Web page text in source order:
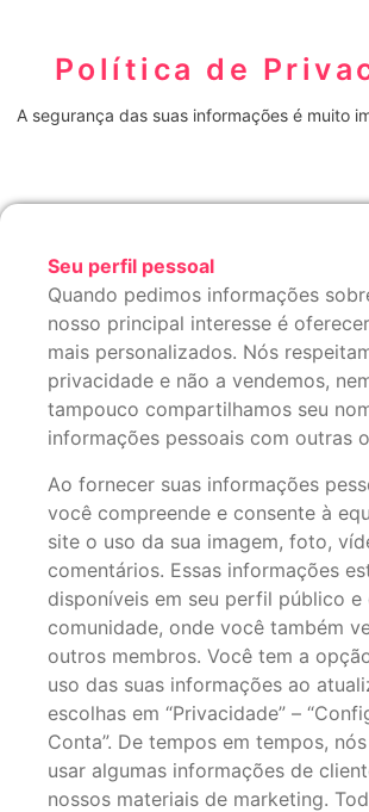
Política de
A segurança das suas informações é muito
Seu perfil pessoal
Quando pedimos informações
nosso principal interesse é
mais personalizados. Nós
privacidade e não a vendemos,
tampouco compartilhamos seu
informações pessoais com outras
Ao fornecer suas informações
você compreende e consente à
site o uso da sua imagem, foto,
comentários. Essas informações
disponíveis em seu perfil público e
comunidade, onde você também
outros membros. Você tem a
uso das suas informações ao
escolhas em “Privacidade” –
Conta”. De tempos em tempos,
usar algumas informações de
nossos materiais de marketing.